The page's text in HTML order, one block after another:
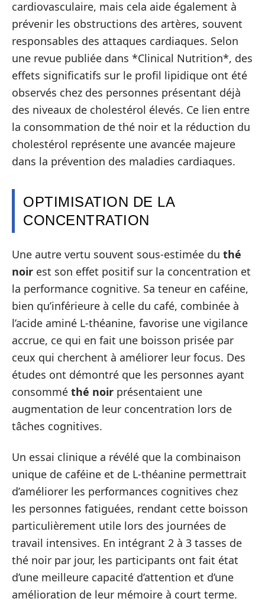
cardiovasculaire, mais cela aide également à
prévenir les obstructions des artères, souvent
responsables des attaques cardiaques. Selon
une revue publiée dans *Clinical Nutrition*, des
effets significatifs sur le profil lipidique ont été
observés chez des personnes présentant déjà
des niveaux de cholestérol élevés. Ce lien entre
la consommation de thé noir et la réduction du
cholestérol représente une avancée majeure
dans la prévention des maladies cardiaques.
OPTIMISATION DE LA
CONCENTRATION
Une autre vertu souvent sous-estimée du thé
noir est son effet positif sur la concentration et
la performance cognitive. Sa teneur en caféine,
bien qu’inférieure à celle du café, combinée à
l’acide aminé L-théanine, favorise une vigilance
accrue, ce qui en fait une boisson prisée par
ceux qui cherchent à améliorer leur focus. Des
études ont démontré que les personnes ayant
consommé thé noir présentaient une
augmentation de leur concentration lors de
tâches cognitives.
Un essai clinique a révélé que la combinaison
unique de caféine et de L-théanine permettrait
d’améliorer les performances cognitives chez
les personnes fatiguées, rendant cette boisson
particulièrement utile lors des journées de
travail intensives. En intégrant 2 à 3 tasses de
thé noir par jour, les participants ont fait état
d’une meilleure capacité d’attention et d’une
amélioration de leur mémoire à court terme.